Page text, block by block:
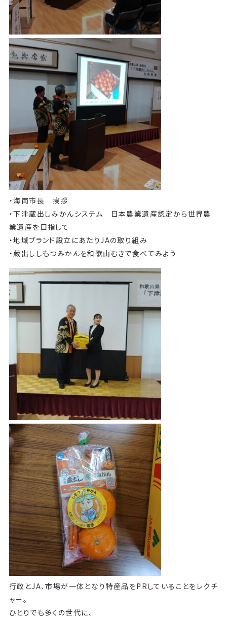
・海南市長 挨拶
・下津蔵出しみかんシステム 日本農業遺産認定から世界農
業遺産を目指して
・地域ブランド設立にあたりJAの取り組み
・蔵出ししもつみかんを和歌山むきで食べてみよう
行政とJA、市場が一体となり特産品をPRしていることをレクチ
ャー。
ひとりでも多くの世代に、